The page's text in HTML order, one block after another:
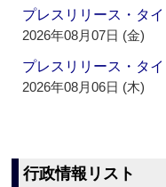
プレスリリース・タ
2026年08月07日 (金)
プレスリリース・タ
2026年08月06日 (木)
行政情報リスト